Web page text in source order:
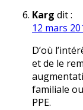
Karg dit :
12 mars
D’où
et de le
familiale
PPE.